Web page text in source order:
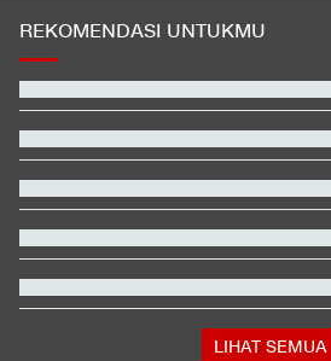
REKOMENDASI UNTUKMU
LIHAT SEMUA